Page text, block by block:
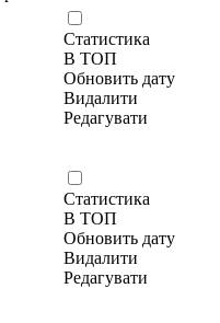
Статистика
В ТОП
Обновить дату
Видалити
Редагувати
Статистика
В ТОП
Обновить дату
Видалити
Редагувати